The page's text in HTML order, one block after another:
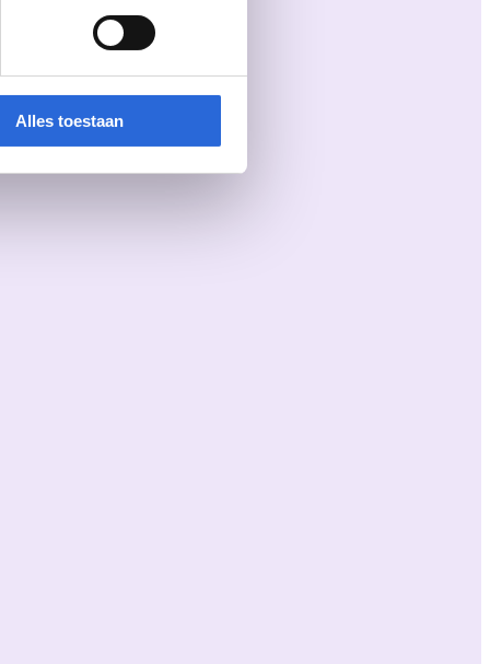
Alles toestaan